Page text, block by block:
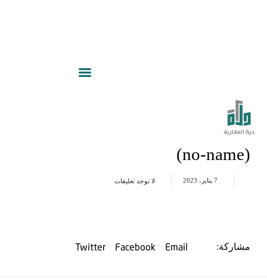
(no-name)
7 يناير، 2023 لا توجد تعليقات
مشاركة: Email
Facebook
Twitter